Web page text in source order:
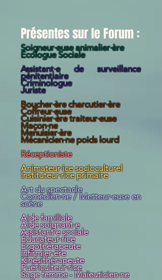
Présentes sur le Forum :
Soigneur·euse animalier·ère
Ecologue Sociale
Assistant·e de surveillance
pénitentiaire
Criminologue
Juriste
Boucher·ère charcutier·ère
Coffreur·euse
Cuisinier·ère traiteur·euse
Maçon·ne
Menuisier·ère
Mécanicien·ne poids lourd
Réceptioniste
Animateur·ice socioculturel
Instituteur·rice primaire
Art du spectacle
Comédien·ne / Metteur·euse en
scène
Aide familiale
Aide soignant·e
Assistant·e sociale
Éducateur·rice
Ergothérapeute
Infirmier·ère
Kinésithérapeute
Puériculteur·rice
Sage femme - Maïeuticien·ne